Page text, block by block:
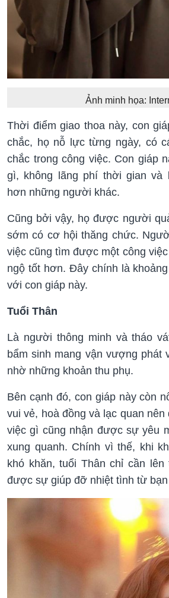
Ảnh minh họa:
Thời điểm giao thoa này, con
chắc, họ nỗ lực từng ngày, có
chắc trong công việc. Con giáp
gì, không lãng phí thời gian và
hơn những người khác.
Cũng bởi vậy, họ được người
sớm có cơ hội thăng chức.
việc cũng tìm được một công
ngộ tốt hơn. Đây chính là
với con giáp này.
Tuổi Thân
Là người thông minh và tháo
bẩm sinh mang vận vượng phát
nhờ những khoản thu phụ.
Bên cạnh đó, con giáp này còn
vui vẻ, hoà đồng và lạc quan nên
việc gì cũng nhận được sự yêu
xung quanh. Chính vì thế, khi
khó khăn, tuổi Thân chỉ cần lên
được sự giúp đỡ nhiệt tình từ